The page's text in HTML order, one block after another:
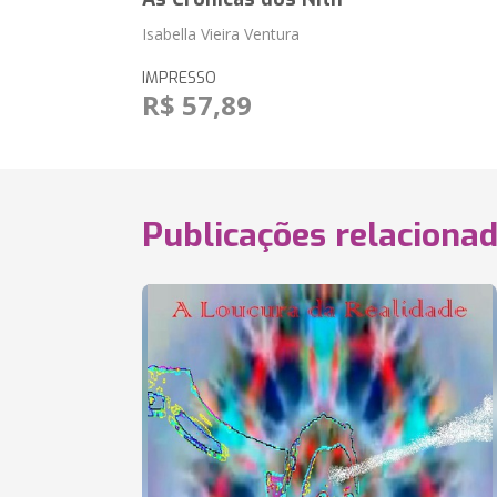
Isabella Vieira Ventura
IMPRESSO
R$ 57,89
Publicações